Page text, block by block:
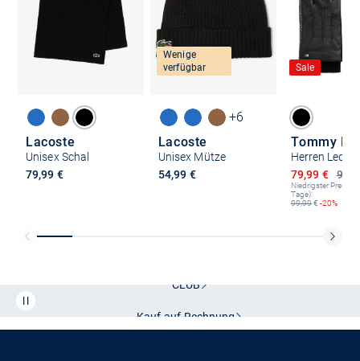
Lacoste
Unisex Schal
79,99 €
Wenige
verfügbar
+6
Lacoste
Unisex Mütze
54,99 €
Sale
Tommy
Ermäßigter
79,99 €
Niedrigster Preis
Tage):
99,99€ -20%
CLUB